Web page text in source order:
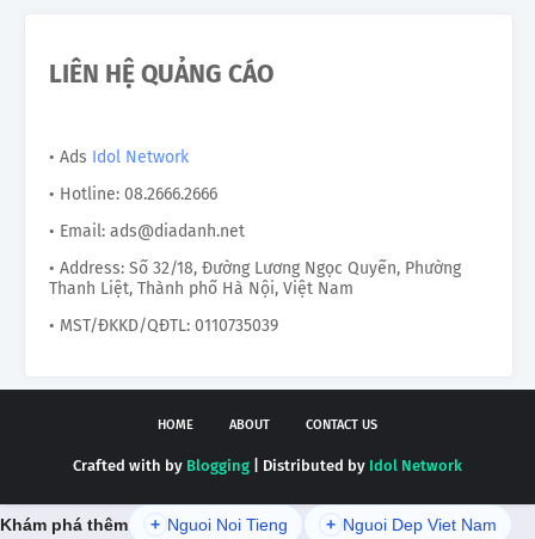
LIÊN HỆ QUẢNG CÁO
• Ads Idol Network
• Hotline: 08.2666.2666
• Email: ads@diadanh.net
• Address: Số 32/18, Đường Lương Ngọc Quyến, Phường
Thanh Liệt, Thành phố Hà Nội, Việt Nam
• MST/ĐKKD/QĐTL: 0110735039
HOME ABOUT CONTACT US
Crafted with by Blogging | Distributed by Idol Network
Khám phá thêm + Nguoi Noi Tieng + Nguoi Dep Viet Nam